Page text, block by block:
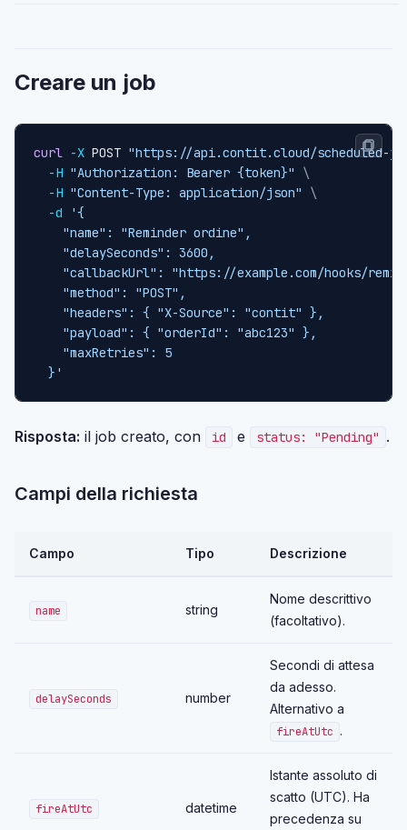
Creare un job
curl -X POST "https://api.contit.cloud/scheduled-
-H "Authorization: Bearer {token}"
\
-H "Content-Type: application/json"
\
-d
'{
    "name": "Reminder ordine",
    "delaySeconds": 3600,
"callbackUrl": "https://example.com/hooks/
    "method": "POST",
    "headers": { "X-Source": "contit" },
    "payload": { "orderId": "abc123" },
    "maxRetries": 5
  }'
Risposta: il job creato, con id e status: "Pending" .
Campi della richiesta
Campo Tipo Descrizione
name string
Nome descrittivo
(facoltativo).
delaySeconds number
Secondi di attesa
da adesso.
Alternativo a
fireAtUtc .
fireAtUtc datetime
Istante assoluto di
scatto (UTC). Ha
precedenza su